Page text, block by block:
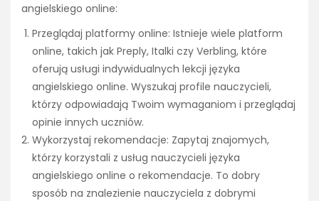
angielskiego online:
Przeglądaj platformy online: Istnieje wiele platform
online, takich jak Preply, Italki czy Verbling, które
oferują usługi indywidualnych lekcji języka
angielskiego online. Wyszukaj profile nauczycieli,
którzy odpowiadają Twoim wymaganiom i przeglądaj
opinie innych uczniów.
Wykorzystaj rekomendacje: Zapytaj znajomych,
którzy korzystali z usług nauczycieli języka
angielskiego online o rekomendacje. To dobry
sposób na znalezienie nauczyciela z dobrymi